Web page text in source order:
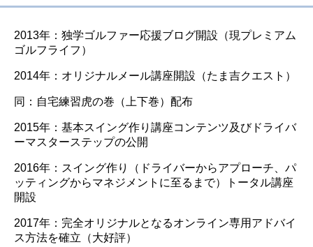
2013年：独学ゴルファー応援ブログ開設（現プレミアム
ゴルフライフ）
2014年：オリジナルメール講座開設（たま吉クエスト）
同：自宅練習虎の巻（上下巻）配布
2015年：基本スイング作り講座コンテンツ及びドライバ
ーマスターステップの公開
2016年：スイング作り（ドライバーからアプローチ、パ
ッティングからマネジメントに至るまで）トータル講座
開設
2017年：完全オリジナルとなるオンライン専用アドバイ
ス方法を確立（大好評）